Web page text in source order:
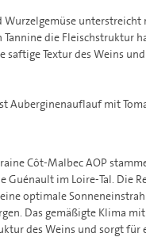
Tannine die Fleischstruktur
saftige Textur des Weins
Auberginenauflauf mit
Côt-Malbec AOP
Guénault im Loire-Tal. Die
eine optimale
Das gemäßigte Klima
des Weins und sorgt